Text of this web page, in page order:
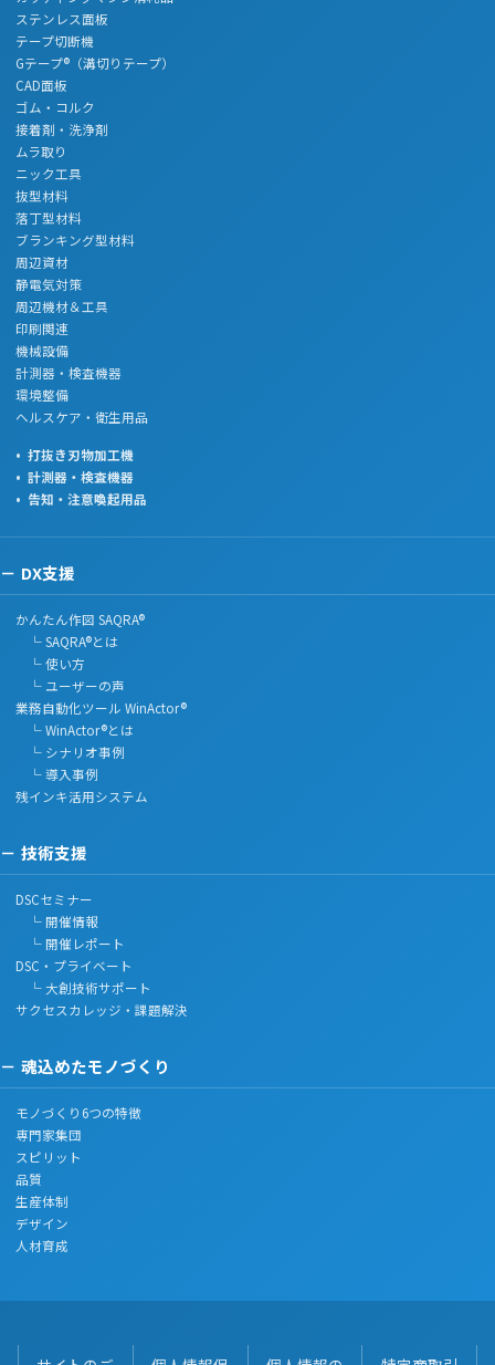
ステンレス面板
テープ切断機
Gテープ®（溝切りテープ）
CAD面板
ゴム・コルク
接着剤・洗浄剤
ムラ取り
ニック工具
抜型材料
落丁型材料
ブランキング型材料
周辺資材
静電気対策
周辺機材＆工具
印刷関連
機械設備
計測器・検査機器
環境整備
ヘルスケア・衛生用品
打抜き刃物加工機
計測器・検査機器
告知・注意喚起用品
DX支援
かんたん作図 SAQRA®
└ SAQRA®とは
└ 使い方
└ ユーザーの声
業務自動化ツール WinActor®
└ WinActor®とは
└ シナリオ事例
└ 導入事例
残インキ活用システム
技術支援
DSCセミナー
└ 開催情報
└ 開催レポート
DSC・プライベート
└ 大創技術サポート
サクセスカレッジ・課題解決
魂込めたモノづくり
モノづくり6つの特徴
専門家集団
スピリット
品質
生産体制
デザイン
人材育成